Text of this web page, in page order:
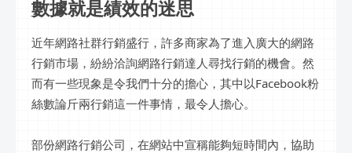
數據就是績效的迷思
近年網路社群行銷盛行，許多商家為了進入廣大的網路
行銷市場，紛紛洽詢網路行銷達人尋找行銷的機會。然
而有一些現象是令我們十分的擔心，其中以Facebook粉
絲數論斤兩行銷這一件事情，最令人擔心。
部份網路行銷公司，在網站中宣稱能夠短時間內，協助